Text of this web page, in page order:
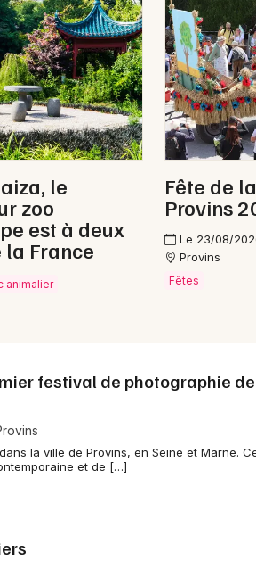
le
zoo
est à deux
la France
animalier
Fête de
Provins
Le 23/08/
Provins
Fêtes
festival de photographie
la ville de Provins, en Seine et Marne.
et de […]